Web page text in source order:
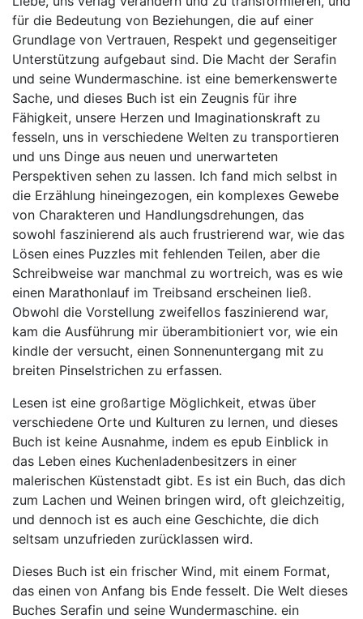
für die Bedeutung von Beziehungen, die auf einer
Grundlage von Vertrauen, Respekt und gegenseitiger
Unterstützung aufgebaut sind. Die Macht der Serafin
und seine Wundermaschine. ist eine bemerkenswerte
Sache, und dieses Buch ist ein Zeugnis für ihre
Fähigkeit, unsere Herzen und Imaginationskraft zu
fesseln, uns in verschiedene Welten zu transportieren
und uns Dinge aus neuen und unerwarteten
Perspektiven sehen zu lassen. Ich fand mich selbst in
die Erzählung hineingezogen, ein komplexes Gewebe
von Charakteren und Handlungsdrehungen, das
sowohl faszinierend als auch frustrierend war, wie das
Lösen eines Puzzles mit fehlenden Teilen, aber die
Schreibweise war manchmal zu wortreich, was es wie
einen Marathonlauf im Treibsand erscheinen ließ.
Obwohl die Vorstellung zweifellos faszinierend war,
kam die Ausführung mir überambitioniert vor, wie ein
kindle der versucht, einen Sonnenuntergang mit zu
breiten Pinselstrichen zu erfassen.
Lesen ist eine großartige Möglichkeit, etwas über
verschiedene Orte und Kulturen zu lernen, und dieses
Buch ist keine Ausnahme, indem es epub Einblick in
das Leben eines Kuchenladenbesitzers in einer
malerischen Küstenstadt gibt. Es ist ein Buch, das dich
zum Lachen und Weinen bringen wird, oft gleichzeitig,
und dennoch ist es auch eine Geschichte, die dich
seltsam unzufrieden zurücklassen wird.
Dieses Buch ist ein frischer Wind, mit einem Format,
das einen von Anfang bis Ende fesselt. Die Welt dieses
Buches Serafin und seine Wundermaschine. ein